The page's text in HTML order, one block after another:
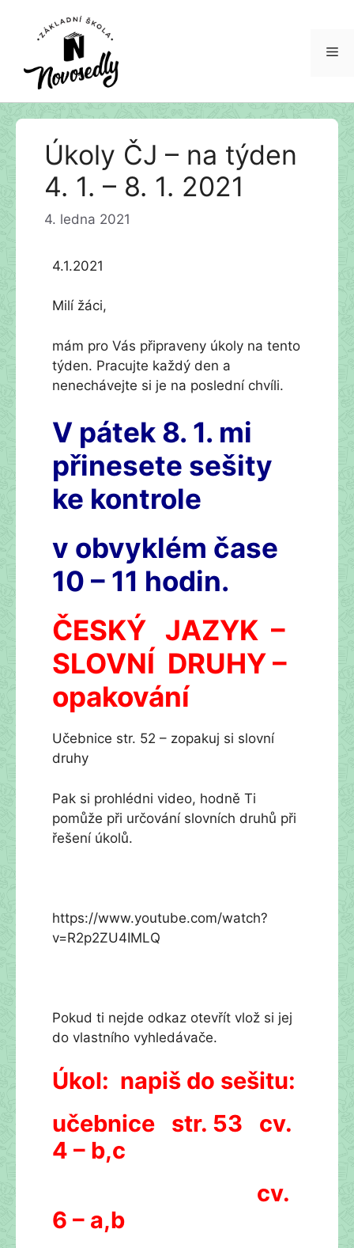
Přeskočit
Úkoly ČJ – na týden
4. 1. – 8. 1. 2021
4. ledna 2021
4.1.2021
Milí žáci,
mám pro Vás připraveny úkoly na tento
týden. Pracujte každý den a
nenechávejte si je na poslední chvíli.
V pátek 8. 1. mi
přinesete sešity
ke kontrole
v obvyklém čase
10 – 11 hodin.
ČESKÝ JAZYK –
SLOVNÍ DRUHY –
opakování
Učebnice str. 52 – zopakuj si slovní
druhy
Pak si prohlédni video, hodně Ti
pomůže při určování slovních druhů při
řešení úkolů.
https://www.youtube.com/watch?
v=R2p2ZU4IMLQ
Pokud ti nejde odkaz otevřít vlož si jej
do vlastního vyhledávače.
Úkol: napiš do sešitu:
učebnice str. 53 cv.
4 – b,c
cv.
6 – a,b